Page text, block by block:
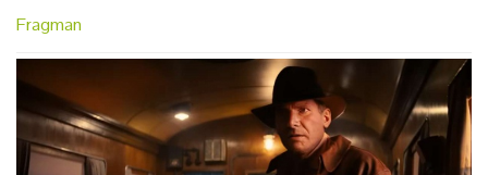
Fragman